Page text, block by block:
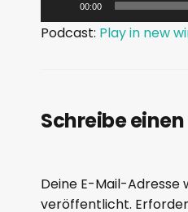
u
-
a
y
00:00
Podcast: Play in new
Schreibe
Deine E-Mail-Adresse
veröffentlicht.